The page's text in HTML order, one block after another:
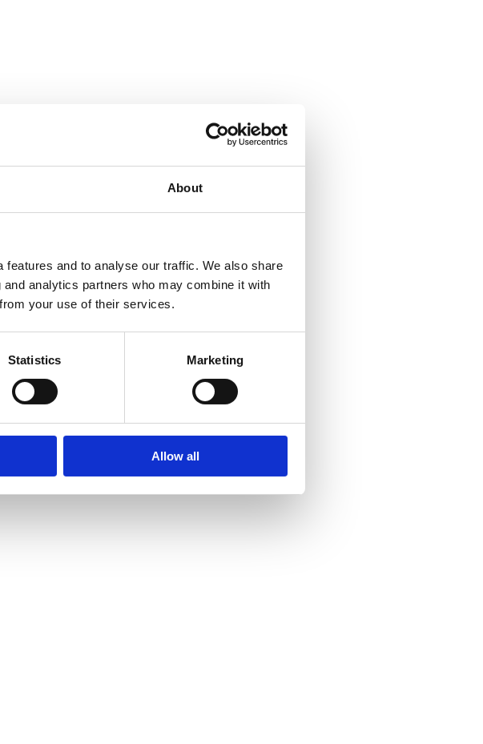
About
and to analyse our traffic. We also share
analytics partners who may combine it with
your use of their services.
Statistics Marketing
Allow all